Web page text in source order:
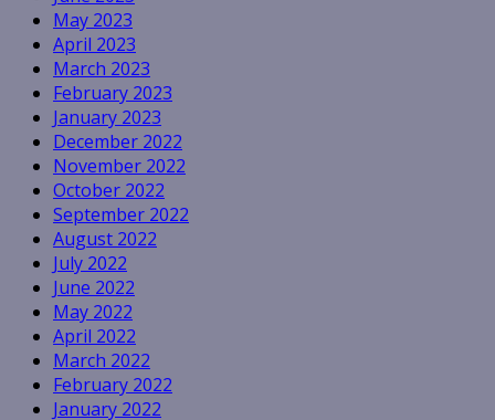
May 2023
April 2023
March 2023
February 2023
January 2023
December 2022
November 2022
October 2022
September 2022
August 2022
July 2022
June 2022
May 2022
April 2022
March 2022
February 2022
January 2022